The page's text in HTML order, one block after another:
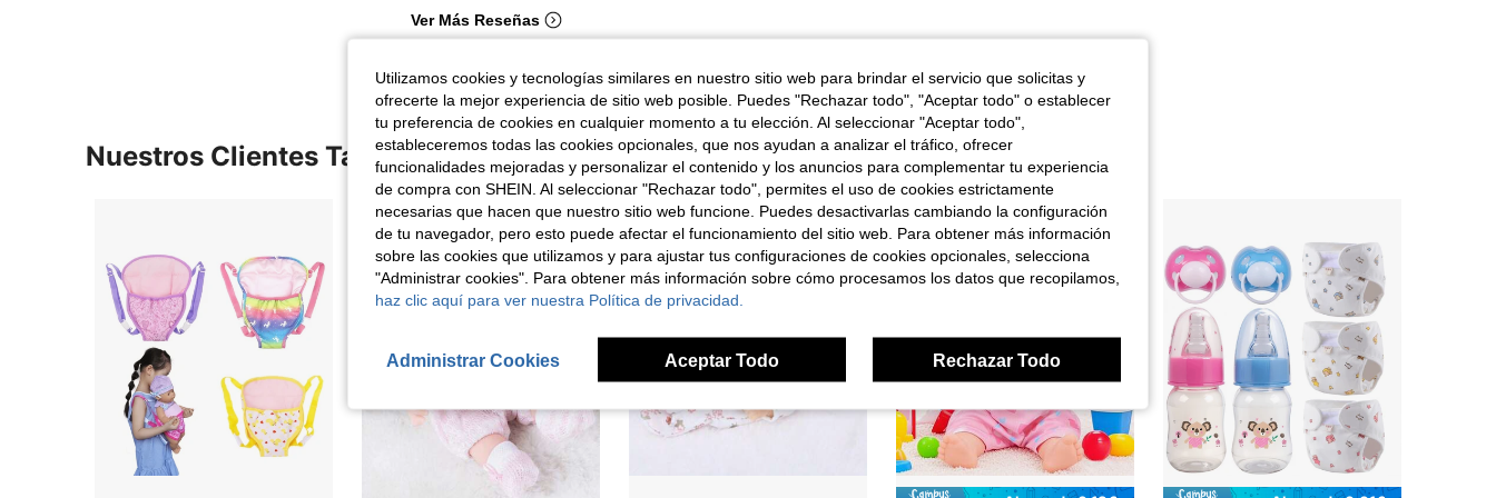
Ver Más Reseñas
Nuestros Clientes También Vieron
Utilizamos cookies y tecnologías similares en nuestro sitio web para brindar el servicio que solicitas y
ofrecerte la mejor experiencia de sitio web posible. Puedes "Rechazar todo", "Aceptar todo" o establecer
tu preferencia de cookies en cualquier momento a tu elección. Al seleccionar "Aceptar todo",
estableceremos todas las cookies opcionales, que nos ayudan a analizar el tráfico, ofrecer
funcionalidades mejoradas y personalizar el contenido y los anuncios para complementar tu experiencia
de compra con SHEIN. Al seleccionar "Rechazar todo", permites el uso de cookies estrictamente
necesarias que hacen que nuestro sitio web funcione. Puedes desactivarlas cambiando la configuración
de tu navegador, pero esto puede afectar el funcionamiento del sitio web. Para obtener más información
sobre las cookies que utilizamos y para ajustar tus configuraciones de cookies opcionales, selecciona
"Administrar cookies". Para obtener más información sobre cómo procesamos los datos que recopilamos,
haz clic aquí para ver nuestra Política de privacidad.
Administrar Cookies Aceptar Todo Rechazar Todo